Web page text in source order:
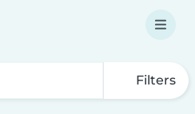
Filters